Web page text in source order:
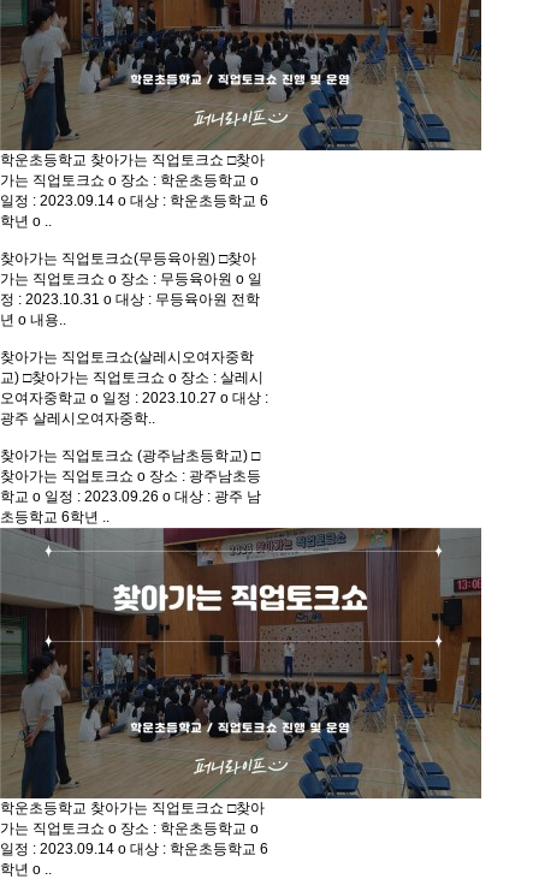
학운초등학교 찾아가는 직업토크쇼 □찾아
가는 직업토크쇼 o 장소 : 학운초등학교 o
일정 : 2023.09.14 o 대상 : 학운초등학교 6
학년 o ..
찾아가는 직업토크쇼(무등육아원) □찾아
가는 직업토크쇼 o 장소 : 무등육아원 o 일
정 : 2023.10.31 o 대상 : 무등육아원 전학
년 o 내용..
찾아가는 직업토크쇼(살레시오여자중학
교) □찾아가는 직업토크쇼 o 장소 : 살레시
오여자중학교 o 일정 : 2023.10.27 o 대상 :
광주 살레시오여자중학..
찾아가는 직업토크쇼 (광주남초등학교) □
찾아가는 직업토크쇼 o 장소 : 광주남초등
학교 o 일정 : 2023.09.26 o 대상 : 광주 남
초등학교 6학년 ..
학운초등학교 찾아가는 직업토크쇼 □찾아
가는 직업토크쇼 o 장소 : 학운초등학교 o
일정 : 2023.09.14 o 대상 : 학운초등학교 6
학년 o ..